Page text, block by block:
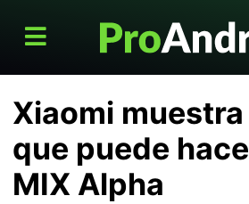
Xiaomi
que puede
MIX Alpha